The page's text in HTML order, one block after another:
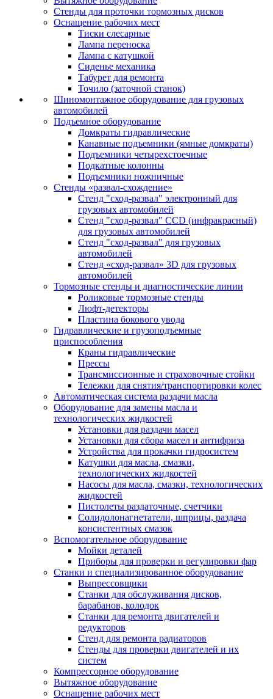
Стенды для проточки тормозных дисков
Оснащение рабочих мест
Тиски слесарные
Лампа переноска
Лампа с катушкой
Сиденье механика
Табурет для ремонта
Точило (заточной станок)
Шиномонтажное оборудование для грузовых
автомобилей
Подъемное оборудование
Домкраты гидравлические
Канавные подъемники (ямные домкраты)
Подъемники четырехстоечные
Подкатные колонны
Подъемники ножничные
Стенды «развал-схождение»
Стенд "сход-развал" электронный для
грузовых автомобилей
Стенд "сход-развал" CCD (инфракрасный)
для грузовых автомобилей
Стенд "сход-развал" для грузовых
автомобилей
Стенд «сход-развал» 3D для грузовых
автомобилей
Тормозные стенды и диагностические линии
Роликовые тормозные стенды
Люфт-детекторы
Пластина бокового увода
Гидравлические и грузоподъемные
приспособления
Краны гидравлические
Прессы
Трансмиссионные и страховочные стойки
Тележки для снятия/транспортировки колес
Автоматическая система раздачи масла
Оборудование для замены масла и
технологических жидкостей
Установки для раздачи масел
Установки для сбора масел и антифриза
Устройства для прокачки гидросистем
Катушки для масла, смазки,
технологических жидкостей
Насосы для масла, смазки, технологических
жидкостей
Пистолеты раздаточные, счетчики
Солидолонагнетатели, шприцы, раздача
консистентных смазок
Вспомогательное оборудование
Мойки деталей
Приборы для проверки и регулировки фар
Станки и специализированное оборудование
Выпрессовщики
Станки для обслуживания дисков,
барабанов, колодок
Станки для ремонта двигателей и
редукторов
Стенд для ремонта радиаторов
Стенды для проверки двигателей и их
систем
Компрессорное оборудование
Вытяжное оборудование
Оснащение рабочих мест